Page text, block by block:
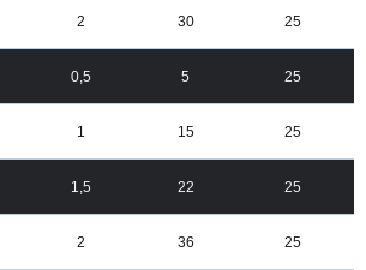
2 30 25
0,5 5 25
1 15 25
1,5 22 25
2 36 25